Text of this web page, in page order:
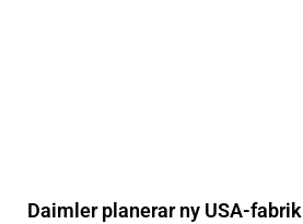
Daimler planerar ny USA-fabrik